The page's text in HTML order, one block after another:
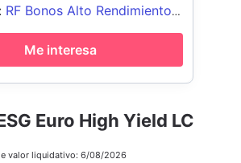
Euro High Yield LC
valor liquidativo: 6/08/2026
: RF Bonos Alto Rendimiento
Me interesa